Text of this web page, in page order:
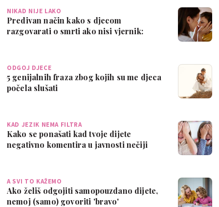
NIKAD NIJE LAKO
Predivan način kako s djecom
razgovarati o smrti ako nisi vjernik:
ODGOJ DJECE
5 genijalnih fraza zbog kojih su me djeca
počela slušati
KAD JEZIK NEMA FILTRA
Kako se ponašati kad tvoje dijete
negativno komentira u javnosti nečiji
A SVI TO KAŽEMO
Ako želiš odgojiti samopouzdano dijete,
nemoj (samo) govoriti 'bravo'